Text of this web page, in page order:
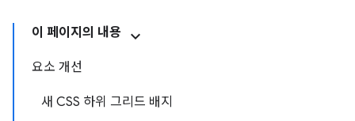
이 페이지의 내용
요소 개선
새 CSS 하위 그리드 배지